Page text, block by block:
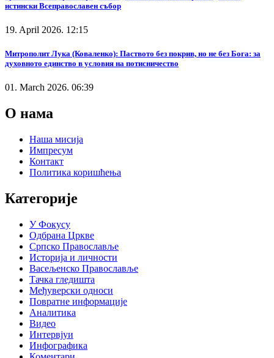
истински Всеправославен събор
19. April 2026. 12:15
Митрополит Лука (Коваленко): Паството без покрив, но не без Бога: за
духовното единство в условия на потисничество
01. March 2026. 06:39
О нама
Наша мисија
Импресум
Контакт
Политика коришћења
Категорије
У Фокусу
Одбрана Цркве
Српско Православље
Историја и личности
Васељенско Православље
Тачка гледишта
Међуверски односи
Повратне информације
Аналитика
Видео
Интервјуи
Инфографика